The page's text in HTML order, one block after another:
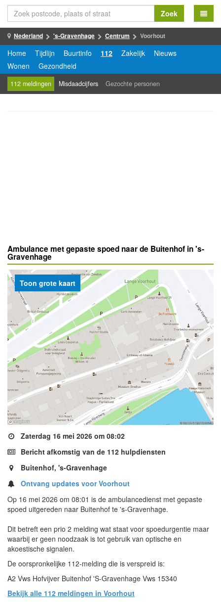
Zoek
Nederland 's-Gravenhage Centrum Voorhout
Home Tijdlijn Buurtinfo 112 Zakelijk
Nieuws
Wonen
Gezondheid
112 meldingen Misdaadcijfers Gezochte personen
Ambulance met gepaste spoed naar de Buitenhof in 's-
Gravenhage
Zaterdag 16 mei 2026 om 08:02
Bericht afkomstig van de 112 hulpdiensten
Buitenhof, 's-Gravenhage
Ontvang updates voor Voorhout
Op 16 mei 2026 om 08:01 is de ambulancedienst met gepaste
spoed uitgereden naar Buitenhof te 's-Gravenhage.
Dit betreft een prio 2 melding wat staat voor spoedurgentie maar
waarbij er geen noodzaak is tot gebruik van optische en
akoestische signalen.
De oorspronkelijke 112-melding die is verspreid is:
A2 Vws Hofvijver Buitenhof 'S-Gravenhage Vws 15340
Bekijk alle 112 meldingen in Voorhout
Toon grote kaart